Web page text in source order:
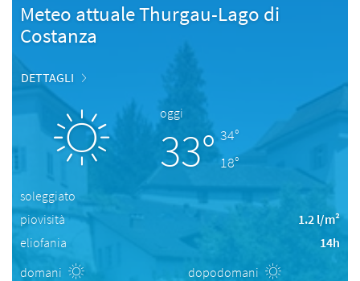
Meteo attuale Thurgau-Lago di
Costanza
DETTAGLI
oggi
33° 34°
18°
soleggiato
piovisità
1.2 l/m²
eliofania
14h
domani
dopodomani